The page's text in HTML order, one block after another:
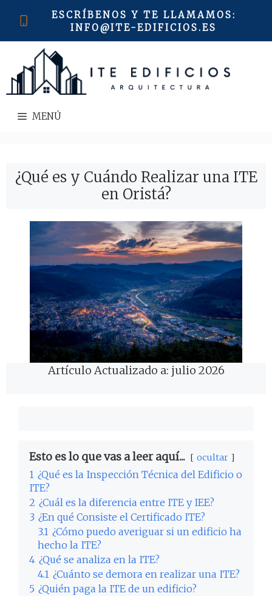
ESCRÍBENOS Y TE LLAMAMOS:
INFO@ITE-EDIFICIOS.ES
MENÚ
¿Qué es y Cuándo Realizar una ITE
en Oristá?
Artículo Actualizado a: julio 2026
Esto es lo que vas a leer aquí... ocultar
1 ¿Qué es la Inspección Técnica del Edificio o
ITE?
2 ¿Cuál es la diferencia entre ITE y IEE?
3 ¿En qué Consiste el Certificado ITE?
3.1 ¿Cómo puedo averiguar si un edificio ha
hecho la ITE?
4 ¿Qué se analiza en la ITE?
4.1 ¿Cuánto se demora en realizar una ITE?
5 ¿Quién paga la ITE de un edificio?